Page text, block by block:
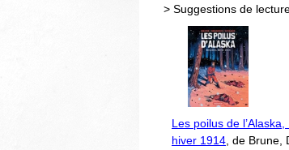
> Suggestions de
Les poilus de
hiver 1914 , de Brune,